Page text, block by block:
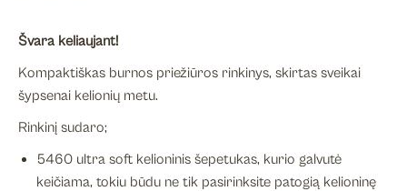
Švara keliaujant!
Kompaktiškas burnos priežiūros rinkinys, skirtas sveikai
šypsenai kelionių metu.
Rinkinį sudaro;
5460 ultra soft kelioninis šepetukas, kurio galvutė
keičiama, tokiu būdu ne tik pasirinksite patogią kelioninę